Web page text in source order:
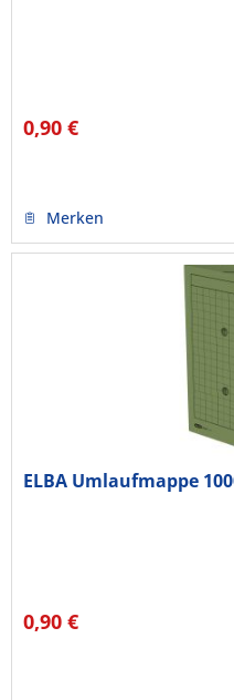
0,90 €
Merken
ELBA Umlaufmappe
0,90 €